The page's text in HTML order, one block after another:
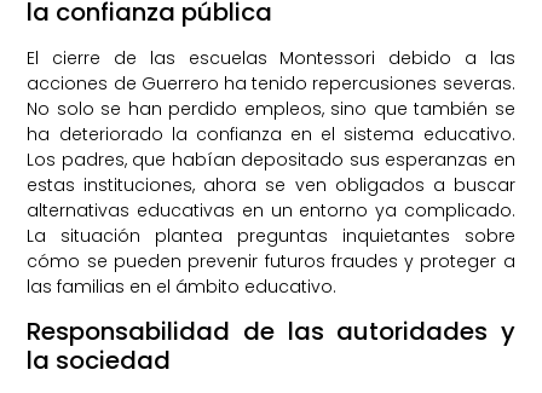
la confianza pública
El cierre de las escuelas Montessori debido a las
acciones de Guerrero ha tenido repercusiones severas.
No solo se han perdido empleos, sino que también se
ha deteriorado la confianza en el sistema educativo.
Los padres, que habían depositado sus esperanzas en
estas instituciones, ahora se ven obligados a buscar
alternativas educativas en un entorno ya complicado.
La situación plantea preguntas inquietantes sobre
cómo se pueden prevenir futuros fraudes y proteger a
las familias en el ámbito educativo.
Responsabilidad de las autoridades y
la sociedad